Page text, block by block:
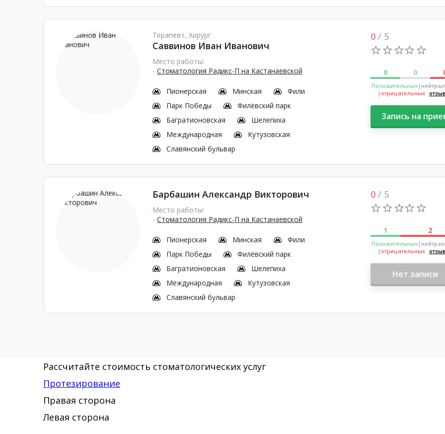
Терапевт, Хирург
Саввинов Иван Иванович
Место работы:
- Стоматология Радикс-П на Кастанаевской
Пионерская Минская
Фили
Парк Победы
Филёвский парк
Багратионовская
Шелепиха
Международная
Кутузовская
Славянский бульвар
0 / 5
0 0
Положительных
| отрицательных
Запись на
Барбашин Александр Викторович
Место работы:
- Стоматология Радикс-П на Кастанаевской
Пионерская Минская
Фили
Парк Победы
Филёвский парк
Багратионовская
Шелепиха
Международная
Кутузовская
Славянский бульвар
0 / 5
1 2
Положительных
| отрицательных
Нет записи
Рассчитайте стоимость стоматологических услуг
Протезирование
Правая сторона
Левая сторона